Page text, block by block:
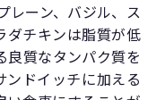
レーン、バジル、ス
ダチキンは脂質が低
良質なタンパク質を
ンドイッチに加える